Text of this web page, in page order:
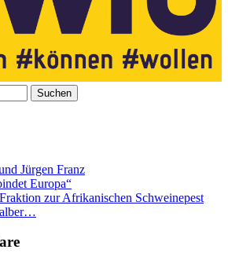
Jürgen Franz
Europa“
zur Afrikanischen Schweinepest